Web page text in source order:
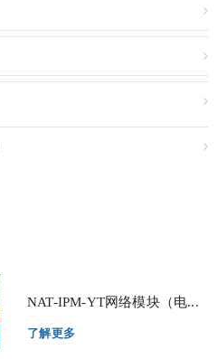
NAT-IPM-YT网络模块（电...
了解更多